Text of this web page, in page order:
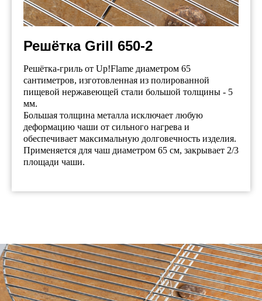
Решётка Grill 650-2
Решётка-гриль от Up!Flame диаметром 65
сантиметров, изготовленная из полированной
пищевой нержавеющей стали большой толщины - 5
мм.
Большая толщина металла исключает любую
деформацию чаши от сильного нагрева и
обеспечивает максимальную долговечность изделия.
Применяется для чаш диаметром 65 см, закрывает 2/3
площади чаши.